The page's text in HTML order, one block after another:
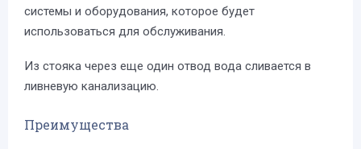
системы и оборудования, которое будет
использоваться для обслуживания.
Из стояка через еще один отвод вода сливается в
ливневую канализацию.
Преимущества